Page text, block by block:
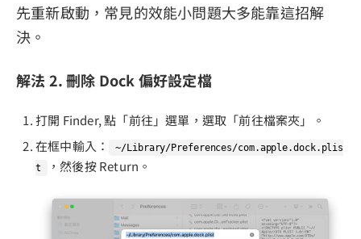
先重新啟動，常見的效能小問題大多能靠這招解
決。
解法 2. 刪除 Dock 偏好設定檔
打開 Finder, 點「前往」選單，選取「前往檔案夾」。
在框中輸入：
~/Library/Preferences/com.apple.dock.plis
t
，然後按 Return。